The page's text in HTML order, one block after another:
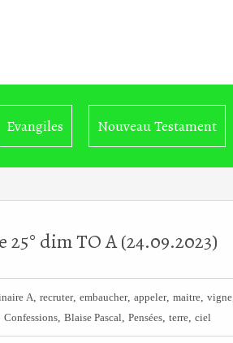
Evangiles Nouveau Testament
dim TO A (24.09.2023)
A recruter, embaucher, appeler, maitre vigne
Confessions Blaise Pascal Pensées terre ciel